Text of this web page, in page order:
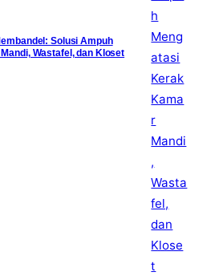
Solusi Ampuh
Wastafel, dan Kloset